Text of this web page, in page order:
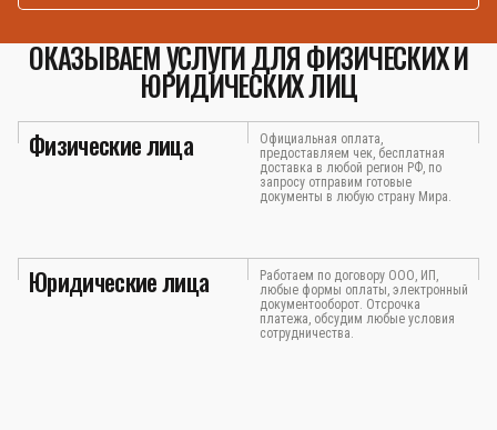
ОКАЗЫВАЕМ УСЛУГИ ДЛЯ ФИЗИЧЕСКИХ И
ЮРИДИЧЕСКИХ ЛИЦ
Физические лица
Официальная оплата,
предоставляем чек, бесплатная
доставка в любой регион РФ, по
запросу отправим готовые
документы в любую страну Мира.
Юридические лица
Работаем по договору ООО, ИП,
любые формы оплаты, электронный
документооборот. Отсрочка
платежа, обсудим любые условия
сотрудничества.